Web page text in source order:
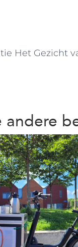
Het Gezicht
andere